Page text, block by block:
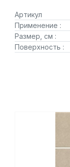
Артикул
Применение :
Размер, см :
Поверхность :